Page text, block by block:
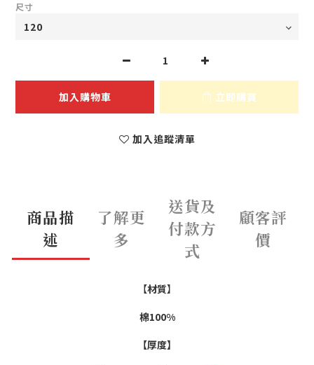
尺寸
加入購物車 立即購買
加入追蹤清單
商品描
述
了解更
多
送貨及
付款方
式
顧客評
價
【材質】
棉100%
【厚度】